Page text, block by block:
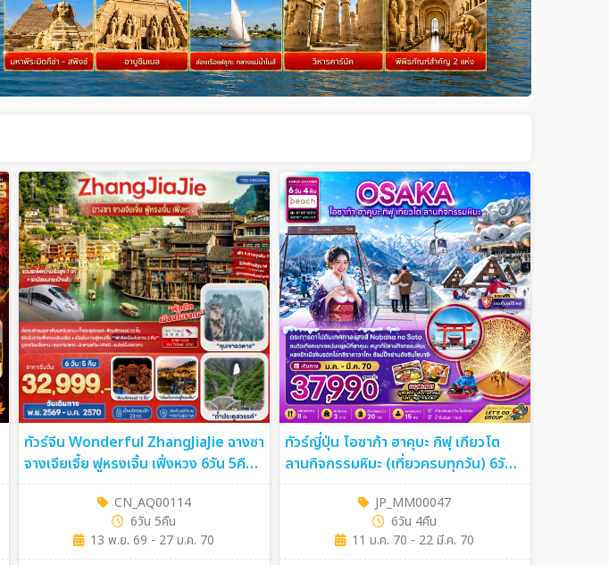
ทัวร์จีน Wonderful ZhangJiaJie ฉางซา
จางเจียเจี้ย ฟูหรงเจิ้น เฟิ่งหวง 6วัน 5คืน
(A6)
CN_AQ00114
6วัน 5คืน
13 พ.ย. 69 - 27 ม.ค. 70
ทัวร์ญี่ปุ่น โอซาก้า ฮาคุบะ กิฟุ เกียวโต
ลานกิจกรรมหิมะ (เที่ยวครบทุกวัน) 6วัน
4คืน (MM)
JP_MM00047
6วัน 4คืน
11 ม.ค. 70 - 22 มี.ค. 70